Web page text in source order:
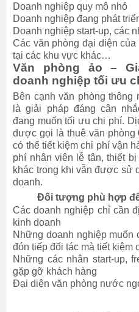
Doanh nghiệp quy mô nhỏ
Doanh nghiệp đang phát
Doanh nghiệp start-up, các
Các văn phòng đại diện
tại các khu vực khác…
Văn phòng ảo –
doanh nghiệp tối ưu
Bên cạnh văn phòng thông
là giải pháp đáng cân
đang muốn tối ưu chi phí.
được gọi là thuê văn phòng
có thể tiết kiệm chi phí vận
phí nhân viên lễ tân, thiết
khác trong khi vẫn được sử
doanh.
Đối tượng phù hợp
Các doanh nghiệp chỉ cần
kinh doanh
Những doanh nghiệp muốn
đón tiếp đối tác mà tiết kiệm
Những các nhân start-up,
gặp gỡ khách hàng
Đại diện văn phòng nước